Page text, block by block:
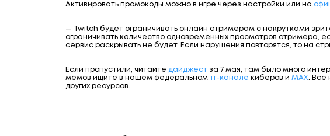
Активировать промокоды можно в игре через настройки или на
— Twitch будет ограничивать онлайн стримерам с накрутками
ограничивать количество одновременных просмотров стримера,
сервис раскрывать не будет. Если нарушения повторятся, то на
Если пропустили, читайте дайджест за 7 мая, там было много
мемов ищите в нашем федеральном тг-канале киберов и МАХ. Все
других ресурсов.